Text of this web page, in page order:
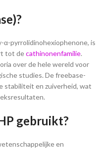
α-pyrrolidinohexiophenone, is
tot decathinonenfamilie.
over de hele wereld voor
studies. De freebase-
stabiliteit en zuiverheid, wat
gebruikt?
en